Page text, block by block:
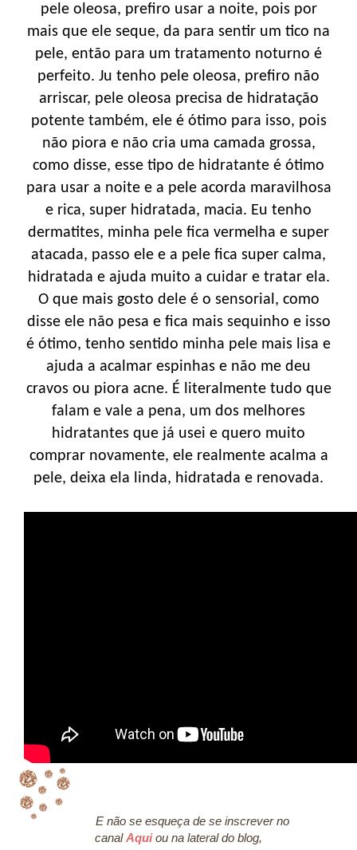
pele oleosa, prefiro usar a noite, pois por
mais que ele seque, da para sentir um tico na
pele, então para um tratamento noturno é
perfeito. Ju tenho pele oleosa, prefiro não
arriscar, pele oleosa precisa de hidratação
potente também, ele é ótimo para isso, pois
não piora e não cria uma camada grossa,
como disse, esse tipo de hidratante é ótimo
para usar a noite e a pele acorda maravilhosa
e rica, super hidratada, macia. Eu tenho
dermatites, minha pele fica vermelha e super
atacada, passo ele e a pele fica super calma,
hidratada e ajuda muito a cuidar e tratar ela.
O que mais gosto dele é o sensorial, como
disse ele não pesa e fica mais sequinho e isso
é ótimo, tenho sentido minha pele mais lisa e
ajuda a acalmar espinhas e não me deu
cravos ou piora acne. É literalmente tudo que
falam e vale a pena, um dos melhores
hidratantes que já usei e quero muito
comprar novamente, ele realmente acalma a
pele, deixa ela linda, hidratada e renovada.
E não se esqueça de se inscrever no
canalAquiou na lateral do blog,